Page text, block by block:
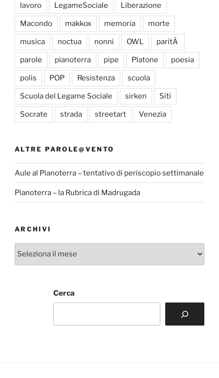
lavoro LegameSociale Liberazione
Macondo makkox memoria morte
musica noctua nonni OWL paritÃ
parole pianoterra pipe Platone poesia
polis POP Resistenza scuola
Scuola del Legame Sociale sirken Siti
Socrate strada streetart Venezia
ALTRE PAROLE@VENTO
Aule al Pianoterra – tentativo di periscopio settimanale
Pianoterra – la Rubrica di Madrugada
ARCHIVI
Archivi
Cerca